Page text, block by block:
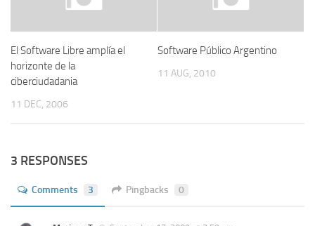
El Software Libre amplía el
horizonte de la
ciberciudadania
11 DEC, 2006
Software Público Argentino
11 AUG, 2010
3 RESPONSES
Comments 3 Pingbacks 0